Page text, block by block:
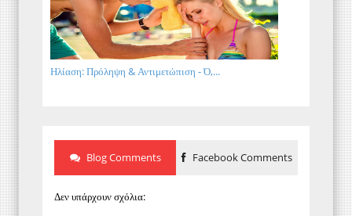
Ηλίαση: Πρόληψη & Αντιμετώπιση - Ό,...
Blog Comments Facebook Comments
Δεν υπάρχουν σχόλια: